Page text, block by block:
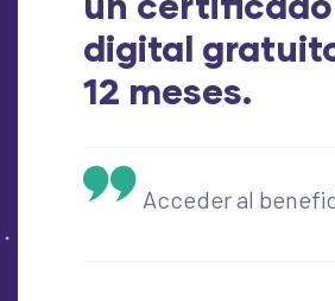
digital
12 meses.
Acceder al